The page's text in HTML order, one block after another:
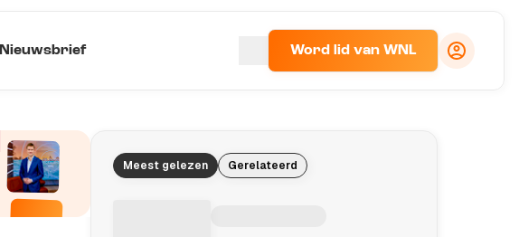
Nieuwsbrief Word lid van WNL
Meest gelezen Gerelateerd